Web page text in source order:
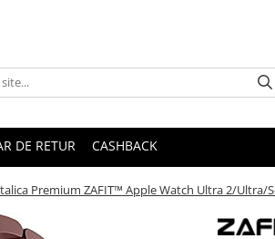
DE RETUR CASHBACK
Premium ZAFIT™ Apple Watch Ultra 2/Ultra/